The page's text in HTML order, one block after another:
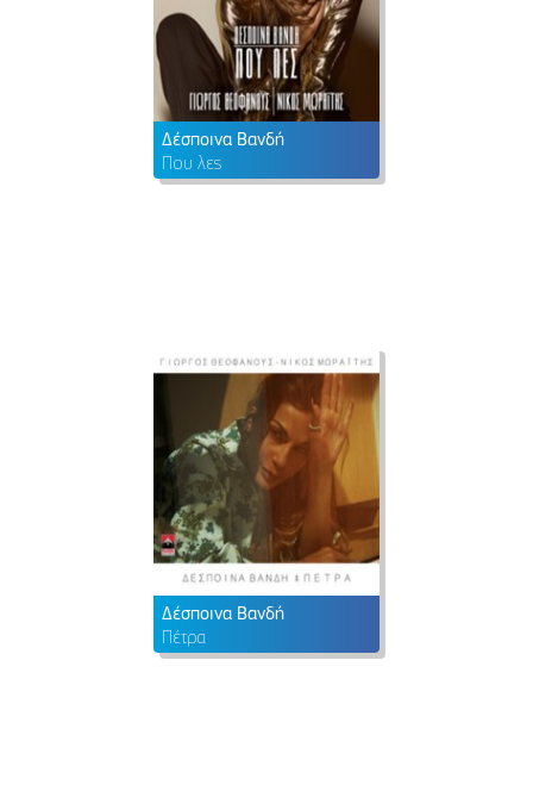
Δέσποινα Βανδή
Που λες
Δέσποινα Βανδή
Πέτρα